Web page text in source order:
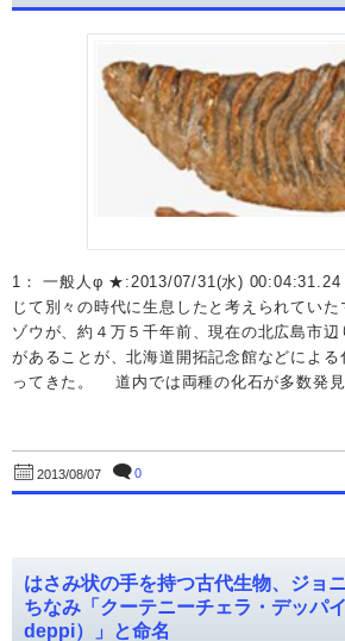
1： 一般人φ ★:2013/07/31(水)
じて別々の時代に生息したと考えられてい
ゾウが、約４万５千年前、現在の北広島市
があることが、北海道開拓記念館などによ
ってきた。 道内では両種の化石が多数発
2013/08/07 0
はさみ状の手を持つ古代生物、ジョ
ちなみ「クーテニーチェラ・デッパ
deppi）」と命名